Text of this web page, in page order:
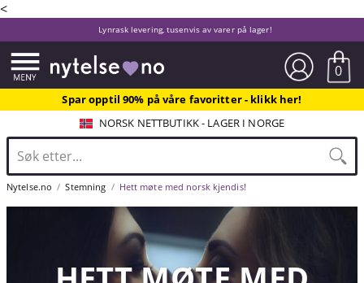
<
Lynrask levering, tusenvis av varer på lager!
0
Spar opptil 90% på våre favoritter - klikk her!
NORSK NETTBUTIKK - LAGER I NORGE
Nytelse.no Stemning Hett møte med norsk kjendis!